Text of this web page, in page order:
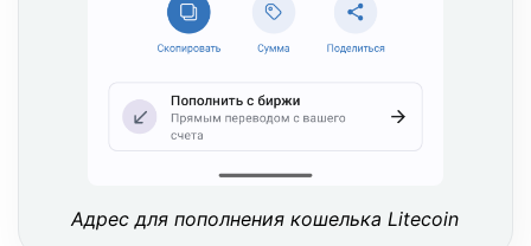
Адрес для пополнения кошелька Litecoin